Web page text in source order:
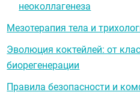
неоколлагенеза
Мезотерапия тела и
Эволюция коктейлей: от
биорегенерации
Правила безопасности и